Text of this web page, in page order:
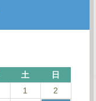
土
日
1
2